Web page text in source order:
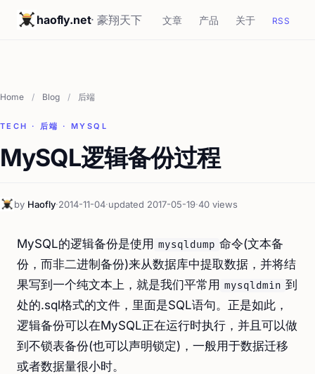
haofly.net· 豪翔天下 文章 产品 关于 RSS
Home / Blog / 后端
TECH · 后端 · MYSQL
MySQL逻辑备份过程
by Haofly·2014-11-04·updated 2017-05-19·40 views
MySQL的逻辑备份是使用 mysqldump 命令(文本备
份，而非二进制备份)来从数据库中提取数据，并将结
果写到一个纯文本上，就是我们平常用 mysqldmin 到
处的.sql格式的文件，里面是SQL语句。正是如此，
逻辑备份可以在MySQL正在运行时执行，并且可以做
到不锁表备份(也可以声明锁定)，一般用于数据迁移
或者数据量很小时。